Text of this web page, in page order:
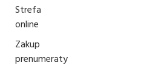
Strefa
online
Zakup
prenumeraty